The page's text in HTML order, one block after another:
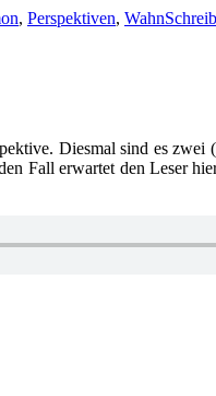
, Perspektiven, Wahn
Diesmal sind es
Fall erwartet den Leser